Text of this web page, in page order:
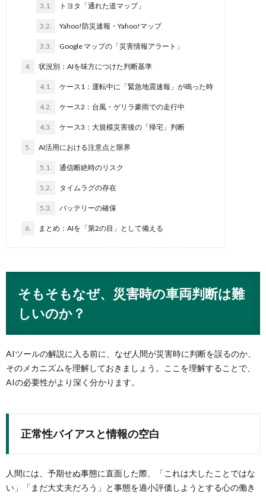
3.1. トヨタ「通れた道マップ」
3.2. Yahoo!防災速報・Yahoo!マップ
3.3. Google マップの「災害情報アラート」
4. 状況別：AIを味方につけた判断基準
4.1. ケース1：運転中に「緊急地震速報」が鳴った時
4.2. ケース2：台風・ゲリラ豪雨での走行中
4.3. ケース3：大規模災害後の「帰宅」判断
5. AI活用における注意点と限界
5.1. 通信断絶時のリスク
5.2. タイムラグの存在
5.3. バッテリーの確保
6. まとめ：AIを「第2の目」として備える
そもそもなぜ、災害時の車両判断は難
しいのか？
AIツールの解説に入る前に、なぜ人間が災害時に判断を誤るのか、
そのメカニズムを理解しておきましょう。ここを理解することで、
AIの必要性がより深く分かります。
正常性バイアスと情報の空白
人間には、予期せぬ事態に直面した際、「これは大したことではな
い」「まだ大丈夫だろう」と事態を過小評価しようとする心の働き